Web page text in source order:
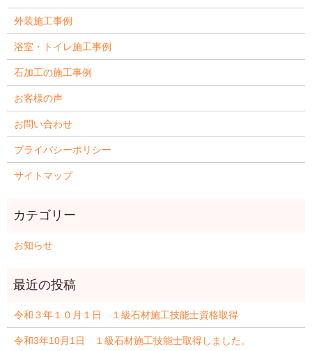
外装施工事例
浴室・トイレ施工事例
石加工の施工事例
お客様の声
お問い合わせ
プライバシーポリシー
サイトマップ
お知らせ
令和３年１０月１日 １級石材施工技能士資格取得
令和3年10月1日 １級石材施工技能士取得しました。